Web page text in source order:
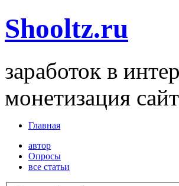
Shooltz.ru
заработок в
монетизация
Главная
автор
Опросы
все статьи